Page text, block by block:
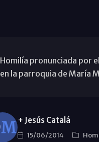
Homilía pronunciada por
en la parroquia de María
+ Jesús Catalá
15/06/2014